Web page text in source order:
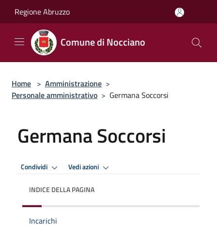
Regione Abruzzo
Comune di Nocciano
Home > Amministrazione >
Personale amministrativo > Germana Soccorsi
Germana Soccorsi
Condividi Vedi azioni
INDICE DELLA PAGINA
Incarichi